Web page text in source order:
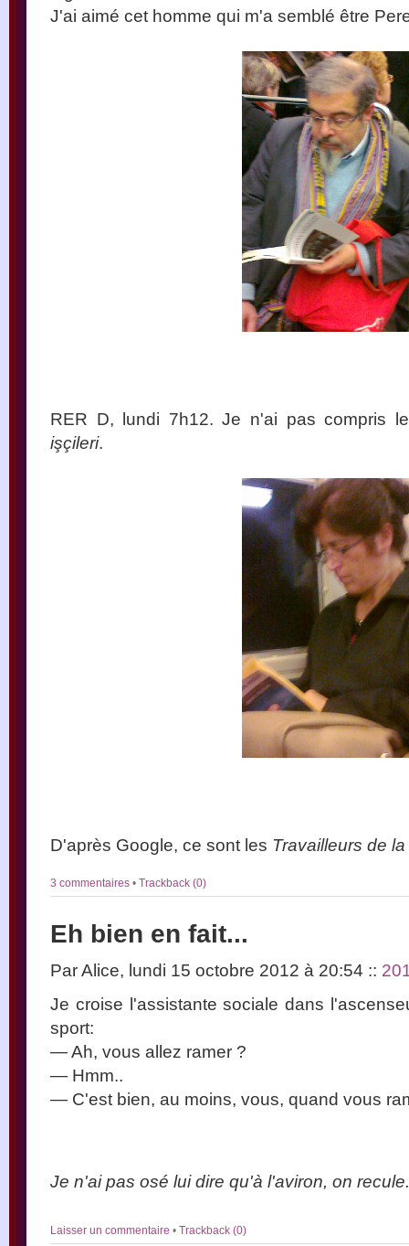
J'ai aimé cet homme qui m'a semblé être
RER D, lundi 7h12. Je n'ai pas compris
işçileri.
D'après Google, ce sont les Travailleurs de
3 commentaires • Trackback (0)
Eh bien en fait...
Par Alice, lundi 15 octobre 2012 à 20:54 ::
Je croise l'assistante sociale dans
sport:
— Ah, vous allez ramer ?
— Hmm..
— C'est bien, au moins, vous, quand vous
Je n'ai pas osé lui dire qu'à l'aviron, on recule.
Laisser un commentaire • Trackback (0)